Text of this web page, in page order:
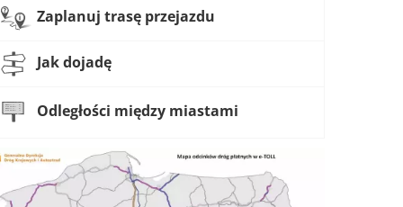
Zaplanuj trasę przejazdu
Jak dojadę
Odległości między miastami